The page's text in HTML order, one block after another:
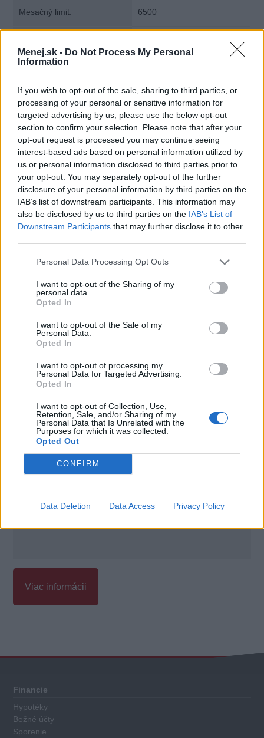
Menej.sk - Do Not Process My Personal
Information
If you wish to opt-out of the sale, sharing to third parties, or
processing of your personal or sensitive information for
targeted advertising by us, please use the below opt-out
section to confirm your selection. Please note that after your
opt-out request is processed you may continue seeing
interest-based ads based on personal information utilized by
us or personal information disclosed to third parties prior to
your opt-out. You may separately opt-out of the further
disclosure of your personal information by third parties on the
IAB’s list of downstream participants. This information may
also be disclosed by us to third parties on the IAB’s List of
Downstream Participants that may further disclose it to other
Personal Data Processing Opt Outs
I want to opt-out of the Sharing of my
personal data.
Opted In
I want to opt-out of the Sale of my
Personal Data.
Opted In
I want to opt-out of processing my
Personal Data for Targeted Advertising.
Opted In
I want to opt-out of Collection, Use,
Retention, Sale, and/or Sharing of my
Personal Data that Is Unrelated with the
Purposes for which it was collected.
Opted Out
CONFIRM
Data Deletion Data Access Privacy Policy
Mesačný limit: 6500
Poznámky:
Výbery nad 50 EUR bez poplatku z akéhokoľvek
čiastka sa úročí).
kreditnej karty (a následne je karta zadarmo už pri
Viac informácii
hodnotenie
Každá
kreditná
karta
má
Financie
Hypotéky
Bežné účty
Sporenie